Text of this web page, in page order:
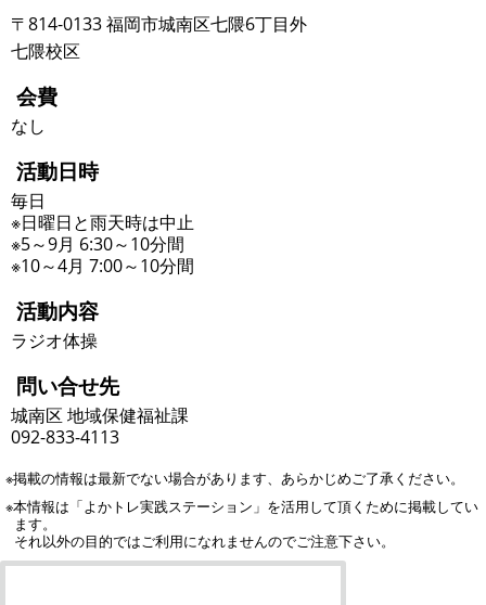
〒814-0133 福岡市城南区七隈6丁目外
七隈校区
会費
なし
活動日時
毎日
※日曜日と雨天時は中止
※5～9月 6:30～10分間
※10～4月 7:00～10分間
活動内容
ラジオ体操
問い合せ先
城南区 地域保健福祉課
092-833-4113
※掲載の情報は最新でない場合があります、あらかじめご了承ください。
※本情報は「よかトレ実践ステーション」を活用して頂くために掲載してい
ます。
それ以外の目的ではご利用になれませんのでご注意下さい。